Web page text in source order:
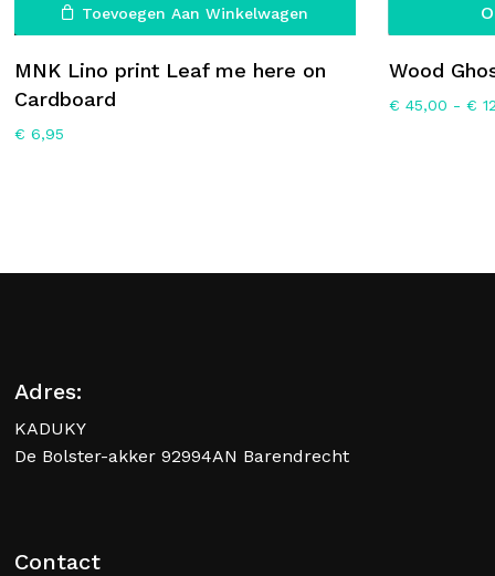
Toevoegen Aan Winkelwagen
MNK Lino print Leaf me here on
Cardboard
€ 6,95
Wood
€ 45,00 - €
Adres:
KADUKY
De Bolster-akker 92994AN Barendrecht
Contact